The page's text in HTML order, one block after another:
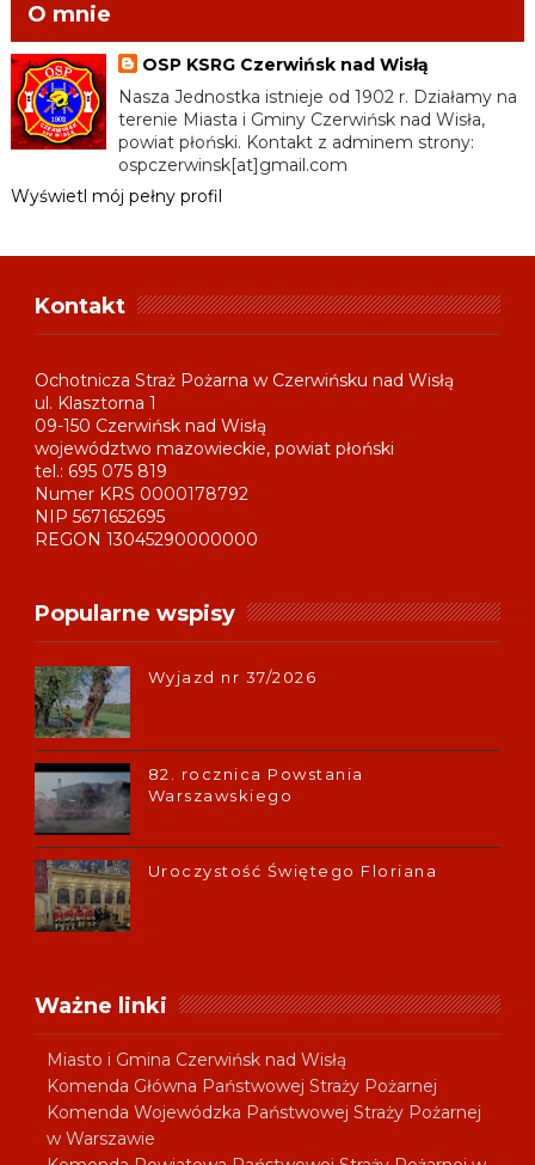
O mnie
OSP KSRG Czerwińsk nad Wisłą
Nasza Jednostka istnieje od 1902 r. Działamy na
terenie Miasta i Gminy Czerwińsk nad Wisła,
powiat płoński. Kontakt z adminem strony:
ospczerwinsk[at]gmail.com
Wyświetl mój pełny profil
Kontakt
Ochotnicza Straż Pożarna w Czerwińsku nad Wisłą
ul. Klasztorna 1
09-150 Czerwińsk nad Wisłą
województwo mazowieckie, powiat płoński
tel.: 695 075 819
Numer KRS 0000178792
NIP 5671652695
REGON 13045290000000
Popularne wspisy
Wyjazd nr 37/2026
82. rocznica Powstania
Warszawskiego
Uroczystość Świętego Floriana
Ważne linki
Miasto i Gmina Czerwińsk nad Wisłą
Komenda Główna Państwowej Straży Pożarnej
Komenda Wojewódzka Państwowej Straży Pożarnej
w Warszawie